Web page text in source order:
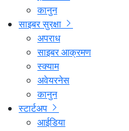
कानुन
साइबर सुरक्षा
अपराध
साइबर आक्रमण
स्क्याम
अवेयरनेस
कानुन
स्टार्टअप
आईडिया